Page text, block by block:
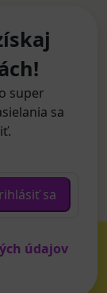
super
sa
sa
údajov